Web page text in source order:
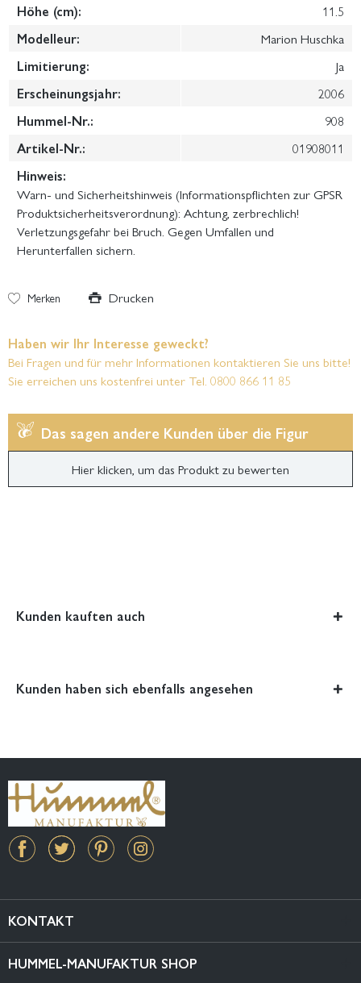
Höhe (cm):
11.5
Modelleur:
Marion Huschka
Limitierung:
Ja
Erscheinungsjahr:
2006
Hummel-Nr.:
908
Artikel-Nr.:
01908011
Hinweis:
Warn- und Sicherheitshinweis (Informationspflichten zur GPSR
Produktsicherheitsverordnung): Achtung, zerbrechlich!
Verletzungsgefahr bei Bruch. Gegen Umfallen und
Herunterfallen sichern.
Merken Drucken
Haben wir Ihr Interesse geweckt?
Bei Fragen und für mehr Informationen kontaktieren Sie uns bitte!
Sie erreichen uns kostenfrei unter Tel. 0800 866 11 85
Das sagen andere Kunden über die Figur
Hier klicken, um das Produkt zu bewerten
Kunden kauften auch
Kunden haben sich ebenfalls angesehen
KONTAKT
HUMMEL-MANUFAKTUR SHOP